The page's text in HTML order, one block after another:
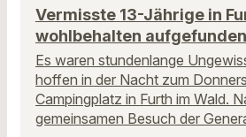
Vermisste 13-Jährige in
wohlbehalten aufgefunden
Es waren stundenlange
hoffen in der Nacht zum
Campingplatz in Furth im Wald.
gemeinsamen Besuch der